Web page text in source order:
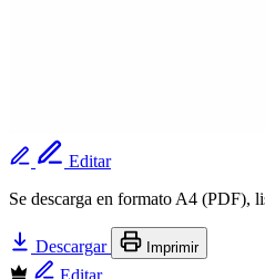
Editar
Se descarga en formato A4 (PDF),
Descargar Imprimir
Editar